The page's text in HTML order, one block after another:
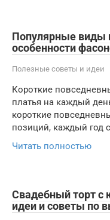
Популярные виды
особенности
Полезные советы и идеи
Короткие
платья на каждый
короткие
позиций, каждый год
Читать полностью
Свадебный торт с
идеи и советы по